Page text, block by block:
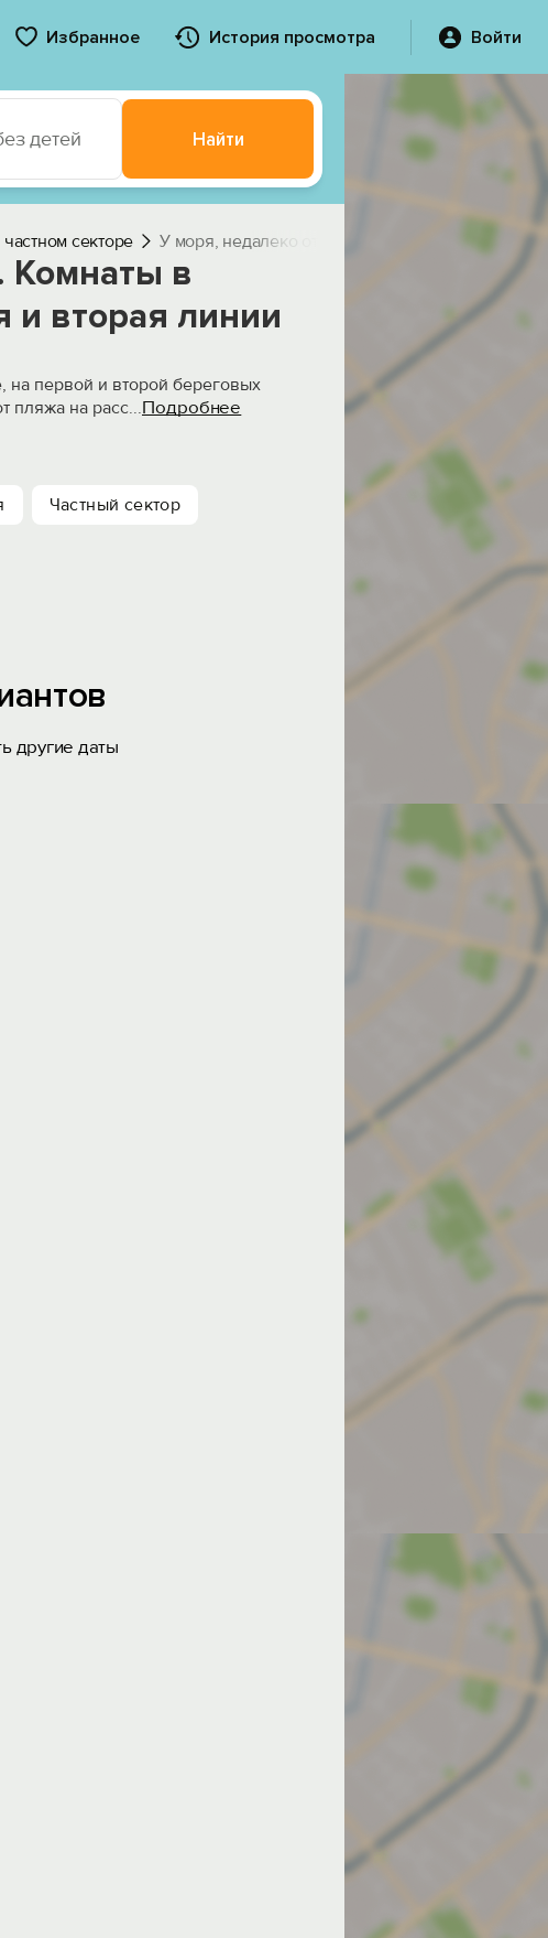
Избранное История просмотра Войти
детей Найти
секторе У моря, недалеко от пляжа
Комнаты в
и вторая линии
на первой и второй береговых
пляжа на расс...Подробнее
Частный сектор
другие даты